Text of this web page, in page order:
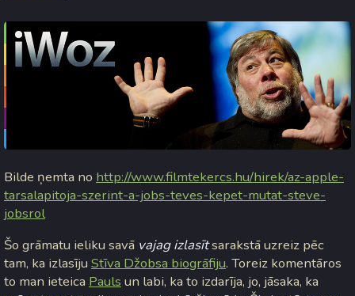
Bilde ņemta no http://www.filmtekercs.hu/hirek/az-apple-
tarsalapitoja-szerint-a-jobs-teves-kepet-mutat-steve-
jobsrol
Šo grāmatu ieliku savā vajag izlasītsarakstā uzreiz pēc
tam, ka izlasīju Stīva Džobsa biogrāfiju. Toreiz komentāros
to man ieteica Pauls un labi, ka to izdarīja, jo, jāsaka, ka